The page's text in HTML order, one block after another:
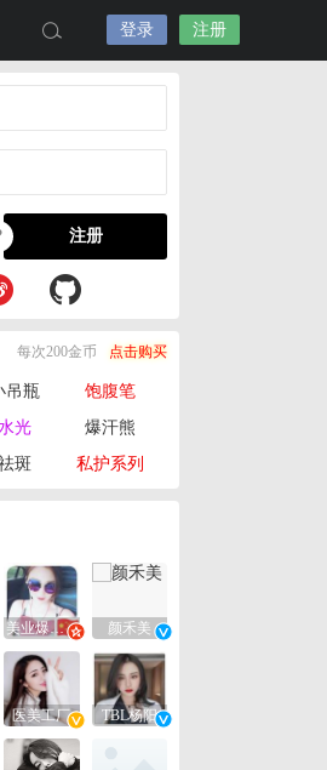
登录 注册
注册
每次200金币 点击购买
吊瓶
饱腹笔
光
爆汗熊
斑 私护系列
美业爆款平台 颜禾美
医美工厂 TBL杨阳